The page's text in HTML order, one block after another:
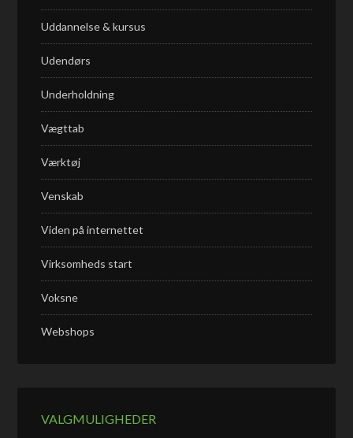
Uddannelse & kursus
Udendørs
Underholdning
Vægttab
Værktøj
Venskab
Viden på internettet
Virksomheds start
Voksne
Webshops
VALGMULIGHEDER